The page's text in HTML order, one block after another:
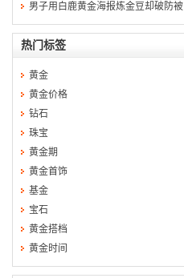
男子用白鹿黄金海报炼金豆却破防被
热门标签
黄金
黄金价格
钻石
珠宝
黄金期
黄金首饰
基金
宝石
黄金搭档
黄金时间